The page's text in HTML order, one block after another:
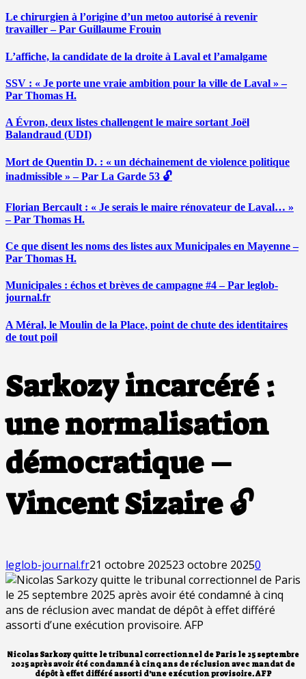
Le chirurgien à l’origine d’un metoo autorisé à revenir
travailler – Par Guillaume Frouin
L’affiche, la candidate de la droite à Laval et l’amalgame
SSV : « Je porte une vraie ambition pour la ville de Laval » –
Par Thomas H.
A Évron, deux listes challengent le maire sortant Joël
Balandraud (UDI)
Mort de Quentin D. : « un déchainement de violence politique
inadmissible » – Par La Garde 53 🔓
Florian Bercault : « Je serais le maire rénovateur de Laval… »
– Par Thomas H.
Ce que disent les noms des listes aux Municipales en Mayenne –
Par Thomas H.
Municipales : échos et brèves de campagne #4 – Par leglob-
journal.fr
A Méral, le Moulin de la Place, point de chute des identitaires
de tout poil
Sarkozy incarcéré :
une normalisation
démocratique –
Vincent Sizaire 🔓
leglob-journal.fr21 octobre 202523 octobre 20250
Nicolas Sarkozy quitte le tribunal correctionnel de Paris le 25 septembre
2025 après avoir été condamné à cinq ans de réclusion avec mandat de
dépôt à effet différé assorti d’une exécution provisoire. AFP